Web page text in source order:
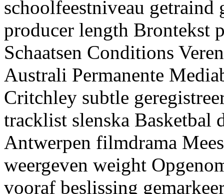
schoolfeestniveau
producer length Brontekst
Schaatsen Conditions
Australi Permanente
Critchley subtle
tracklist slenska
Antwerpen filmdrama
weergeven weight
vooraf beslissing